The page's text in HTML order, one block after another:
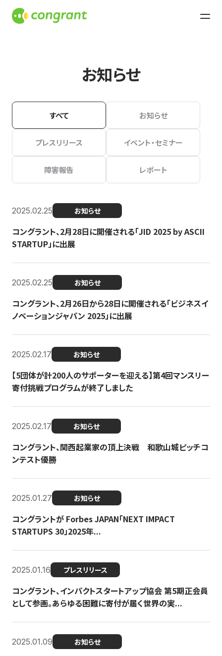
お知らせ
すべて お知らせ
プレスリリース イベント・セミナー
障害報告 レポート
2025.02.25 お知らせ
コングラント、2月28日に開催される「JID 2025 by ASCII
STARTUP」に出展
2025.02.25 お知らせ
コングラント、2月26日から28日に開催される「ビジネスイ
ノベーションジャパン 2025」に出展
2025.02.17 お知らせ
【5団体が計200人のサポーターを迎える】​​第4回マンスリー
寄付挑戦プログラムが終了しました
2025.02.17 お知らせ
コングラント、関西起業家の頂上決戦 和歌山城ピッチコ
ンテスト優勝
2025.01.27 お知らせ
コングラントが Forbes JAPAN「NEXT IMPACT
STARTUPS 30」2025年...
2025.01.16 プレスリリース
コングラント、インパクトスタートアップ協会 第5期正会員
として参画。あらゆる困難に寄付が届く世界の実...
2025.01.09 お知らせ